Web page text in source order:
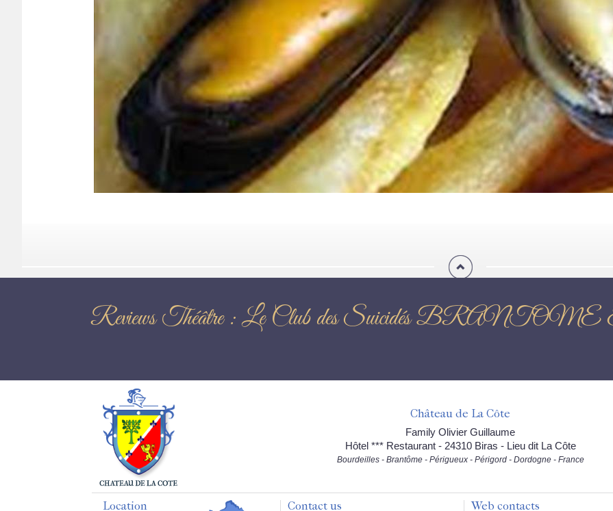
Reviews Théâtre : Le Club des Suicidés
Château de La Côte
Family Olivier Guillaume
Hôtel *** Restaurant - 24310 Biras - Lieu dit La Côte
Bourdeilles - Brantôme - Périgueux - Périgord - Dordogne - France
Location Contact us Web contacts